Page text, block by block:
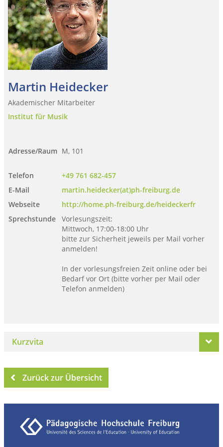
Martin Heidecker
Akademischer Mitarbeiter
Institut für Musik
Adresse/Raum M, 101
Telefon
+49 761 682-457
E-Mail
martin.heidecker(at)ph-freiburg.de
Webseite
http://home.ph-freiburg.de/heideckerfr
Sprechstunde
Vorlesungszeit:
Mittwoch, 17:00-18:00 Uhr
bitte zur Sicherheit jeweils per Mail vorher
anmelden!
In der vorlesungsfreien Zeit online oder bei
Bedarf vor Ort (bitte vorher per Mail oder
Telefon anmelden)
Kurzvita
Zurück zur Übersicht